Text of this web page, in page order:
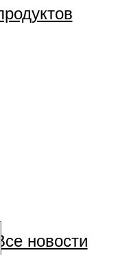
Все новости